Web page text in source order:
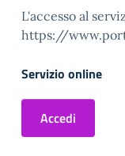
L'accesso al
https://
Servizio online
Accedi